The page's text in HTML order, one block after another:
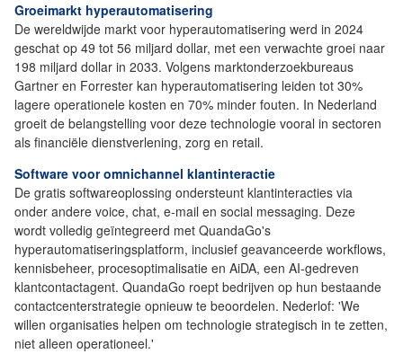
Groeimarkt hyperautomatisering
De wereldwijde markt voor hyperautomatisering werd in 2024
geschat op 49 tot 56 miljard dollar, met een verwachte groei naar
198 miljard dollar in 2033. Volgens marktonderzoekbureaus
Gartner en Forrester kan hyperautomatisering leiden tot 30%
lagere operationele kosten en 70% minder fouten. In Nederland
groeit de belangstelling voor deze technologie vooral in sectoren
als financiële dienstverlening, zorg en retail.
Software voor omnichannel klantinteractie
De gratis softwareoplossing ondersteunt klantinteracties via
onder andere voice, chat, e-mail en social messaging. Deze
wordt volledig geïntegreerd met QuandaGo's
hyperautomatiseringsplatform, inclusief geavanceerde workflows,
kennisbeheer, procesoptimalisatie en AiDA, een AI-gedreven
klantcontactagent. QuandaGo roept bedrijven op hun bestaande
contactcenterstrategie opnieuw te beoordelen. Nederlof: 'We
willen organisaties helpen om technologie strategisch in te zetten,
niet alleen operationeel.'